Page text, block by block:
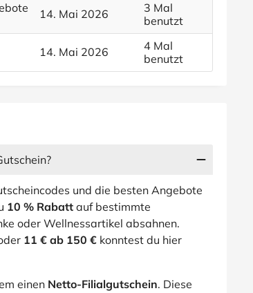
14. Mai 2026
3 Mal
benutzt
14. Mai 2026
4 Mal
benutzt
und die besten Angebote
10 % Rabatt auf bestimmte
oder Wellnessartikel absahnen.
11 € ab 150 € konntest du hier
einen Netto-Filialgutschein. Diese